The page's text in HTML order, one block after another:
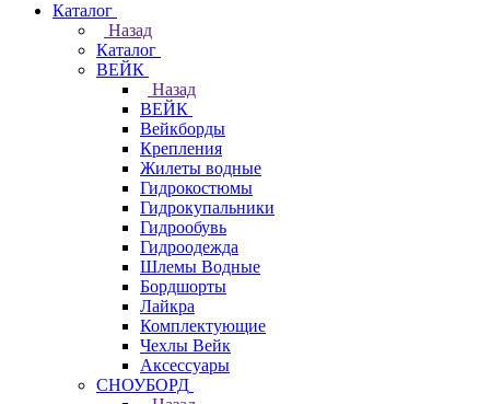
Каталог
Назад
Каталог
ВЕЙК
Назад
ВЕЙК
Вейкборды
Крепления
Жилеты водные
Гидрокостюмы
Гидрокупальники
Гидрообувь
Гидроодежда
Шлемы Водные
Бордшорты
Лайкра
Комплектующие
Чехлы Вейк
Аксессуары
СНОУБОРД